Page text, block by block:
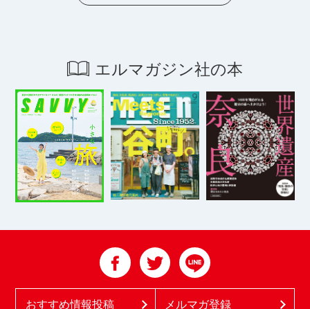
エルマガジン社の本
おすすめ情報投稿 メルマガ登録